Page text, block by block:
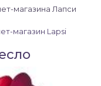
магазина Лапси
магазин Lapsi